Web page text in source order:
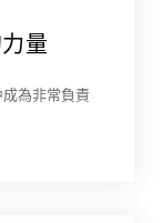
量
成為非常負責